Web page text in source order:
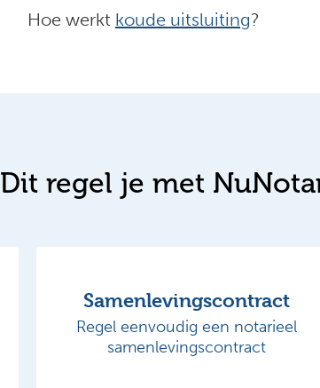
Hoe werkt koude uitsluiting?
Dit regel je met
Samenlevingscontract
Regel eenvoudig een notarieel
samenlevingscontract